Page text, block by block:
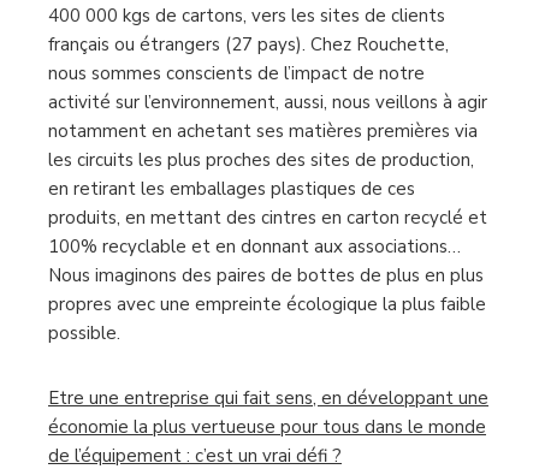
400 000 kgs de cartons, vers les sites de clients
français ou étrangers (27 pays). Chez Rouchette,
nous sommes conscients de l’impact de notre
activité sur l’environnement, aussi, nous veillons à agir
notamment en achetant ses matières premières via
les circuits les plus proches des sites de production,
en retirant les emballages plastiques de ces
produits, en mettant des cintres en carton recyclé et
100% recyclable et en donnant aux associations…
Nous imaginons des paires de bottes de plus en plus
propres avec une empreinte écologique la plus faible
possible.
Etre une entreprise qui fait sens, en développant une
économie la plus vertueuse pour tous dans le monde
de l’équipement : c’est un vrai défi ?